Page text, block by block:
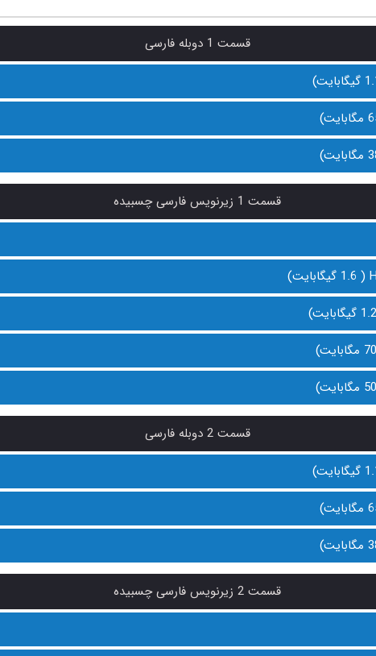
قسمت 1 دوبله فارسی
قسمت 1 زیرنویس فارسی چسبیده
قسمت 2 دوبله فارسی
قسمت 2 زیرنویس فارسی چسبیده